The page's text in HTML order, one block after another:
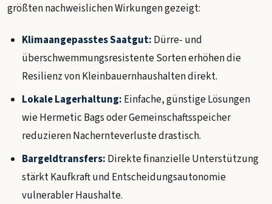
größten nachweislichen Wirkungen gezeigt:
Klimaangepasstes Saatgut: Dürre- und
überschwemmungsresistente Sorten erhöhen die
Resilienz von Kleinbauernhaushalten direkt.
Lokale Lagerhaltung: Einfache, günstige Lösungen
wie Hermetic Bags oder Gemeinschaftsspeicher
reduzieren Nachernteverluste drastisch.
Bargeldtransfers: Direkte finanzielle Unterstützung
stärkt Kaufkraft und Entscheidungsautonomie
vulnerabler Haushalte.